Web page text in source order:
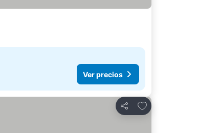
Ver precios
Compartir
Agregar a